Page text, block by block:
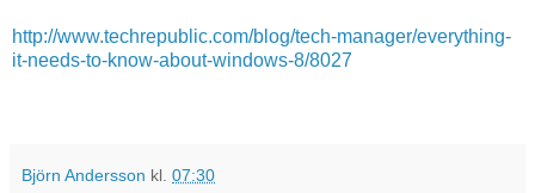
http://www.techrepublic.com/blog/tech-manager/everything-
it-needs-to-know-about-windows-8/8027
Björn Andersson kl. 07:30